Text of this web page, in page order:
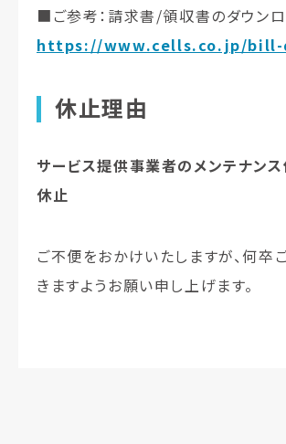
■ご参考：請求書/領収書のダウン
https://www.cells.co.jp/bill-
休止理由
サービス提供事業者のメンテナン
休止
ご不便をおかけいたしますが、何卒
きますようお願い申し上げます。